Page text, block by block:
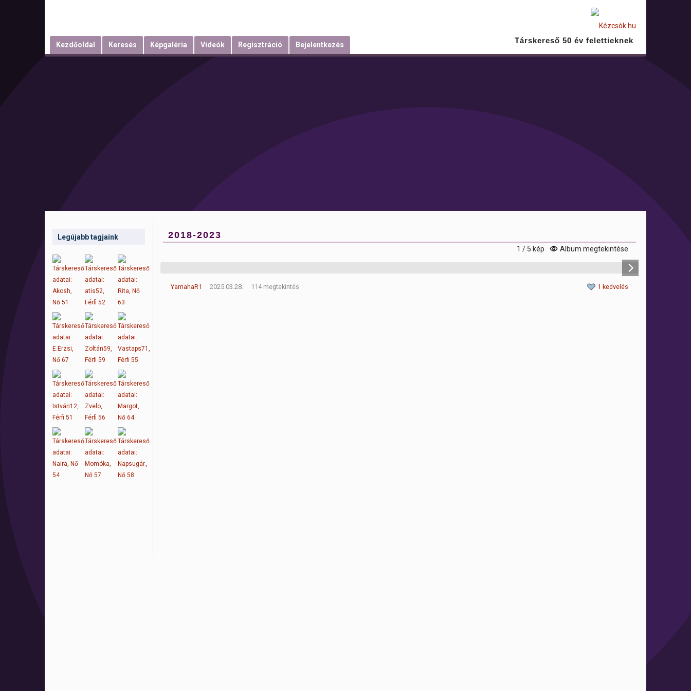
Kezdőoldal Keresés Képgaléria Videók Regisztráció Bejelentkezés Társkereső 50 év felettieknek
Legújabb tagjaink 2018-2023
1 / 5 kép Album megtekintése
YamahaR1 2025.03.28. 114 megtekintés 1 kedvelés